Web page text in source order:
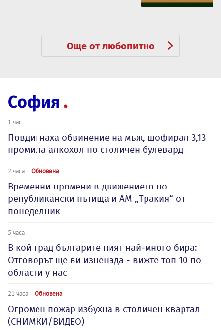
Още от любопитно
София
1 час
Повдигнаха обвинение на мъж, шофирал 3,13
промила алкохол по столичен булевард
2 часа Обновена
Временни промени в движението по
републикански пътища и АМ „Тракия“ от
понеделник
5 часа
В кой град българите пият най-много бира:
Отговорът ще ви изненада - вижте топ 10 по
области у нас
21 часа Обновена
Огромен пожар избухна в столичен квартал
(СНИМКИ/ВИДЕО)